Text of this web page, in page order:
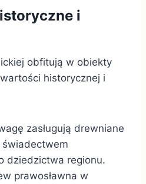
i
obfitują w obiekty
historycznej i
zasługują drewniane
dziedzictwa regionu.
prawosławna w